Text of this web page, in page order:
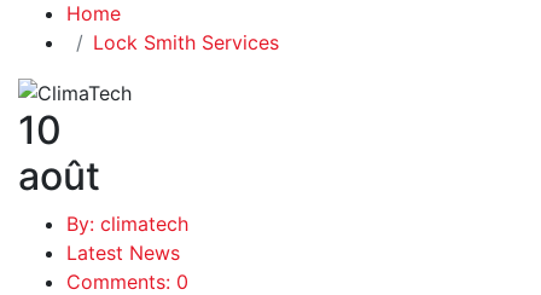
Home
Lock Smith Services
10
août
By: climatech
Latest News
Comments: 0